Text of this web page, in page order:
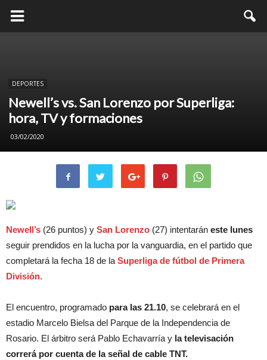
DEPORTES
Newell’s vs. San Lorenzo por Superliga:
hora, TV y formaciones
03/02/2020
Newell’s (26 puntos) y San Lorenzo (27) intentarán este lunes
seguir prendidos en la lucha por la vanguardia, en el partido que
completará la fecha 18 de la Superliga de fútbol de Primera
División.
El encuentro, programado para las 21.10, se celebrará en el
estadio Marcelo Bielsa del Parque de la Independencia de
Rosario. El árbitro será Pablo Echavarría y la televisación
correrá por cuenta de la señal de cable TNT.